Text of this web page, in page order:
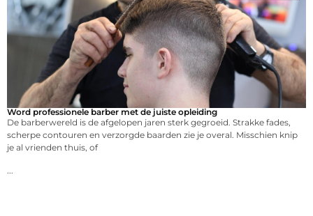
Word professionele barber met de juiste opleiding
De barberwereld is de afgelopen jaren sterk gegroeid. Strakke fades,
scherpe contouren en verzorgde baarden zie je overal. Misschien knip
je al vrienden thuis, of